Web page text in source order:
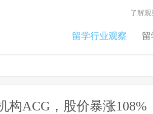
留学行业观察
了解观
构ACG，股价暴涨108%